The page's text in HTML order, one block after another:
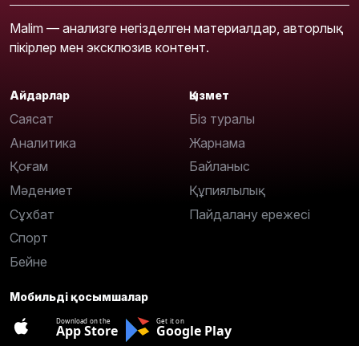
Malim — анализге негізделген материалдар, авторлық
пікірлер мен эксклюзив контент.
Айдарлар
Саясат
Аналитика
Қоғам
Мәдениет
Сұхбат
Спорт
Бейне
Қызмет
Біз туралы
Жарнама
Байланыс
Құпиялылық
Пайдалану ережесі
Мобильді қосымшалар
Download on the
App Store
Get it on
Google Play